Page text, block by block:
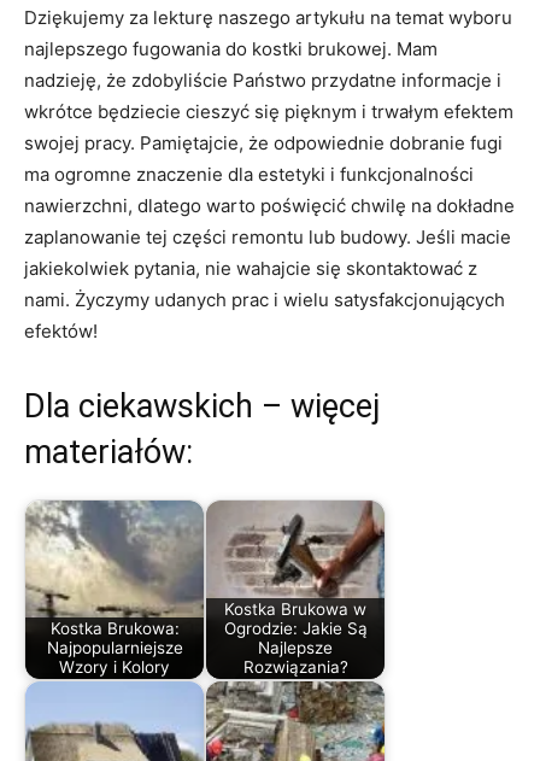
Dziękujemy⁤ za lekturę naszego artykułu‌ na temat wyboru
najlepszego fugowania do kostki brukowej. Mam
nadzieję, ⁣że zdobyliście Państwo przydatne informacje i
wkrótce będziecie cieszyć się pięknym i trwałym efektem
swojej pracy. Pamiętajcie, ⁢że odpowiednie‍ dobranie fugi
ma ogromne znaczenie dla estetyki i ‌funkcjonalności
nawierzchni, dlatego‍ warto ​poświęcić⁤ chwilę na dokładne
zaplanowanie⁢ tej części remontu⁣ lub budowy. Jeśli macie
jakiekolwiek ‍pytania, nie wahajcie się skontaktować z
nami. Życzymy ‍udanych prac⁤ i wielu satysfakcjonujących
efektów!
Dla ciekawskich – więcej
materiałów:
Kostka Brukowa:
Najpopularniejsze
Wzory i Kolory
Kostka Brukowa w
Ogrodzie: Jakie Są
Najlepsze
Rozwiązania?